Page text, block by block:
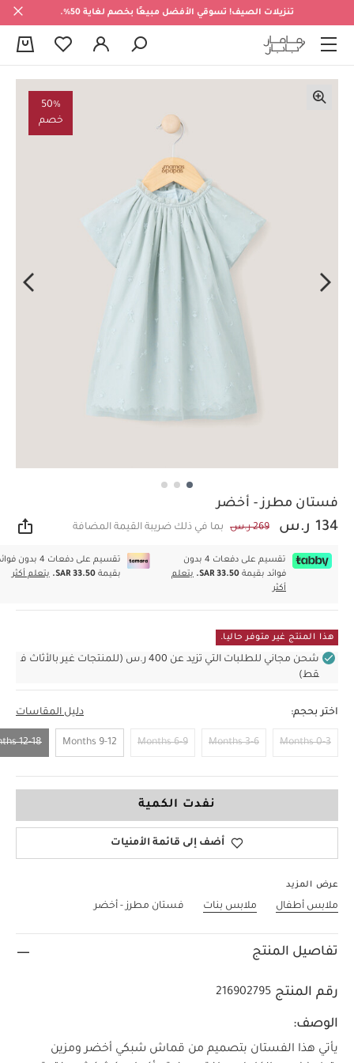
تنزيلات الصيف! تسوقي الأفضل مبيعًا بخصم لغاية 50%.
50%
خصم
فستان مطرز - أخضر
134 ر.س 269 ر.س بما في ذلك ضريبة القيمة المضافة
تقسيم على دفعات 4 بدون
فوائد بقيمة SAR 33.50.
يتعلم
أكثر
تقسيم على دفعات 4 بدون
بقيمةSAR 33.50. يتعلم أكثر
هذا المنتج غير متوفر حاليا.
شحن مجاني للطلبات التي تزيد عن 400 ر.س (للمنتجات غير بالأثاث ف
قط)
اختر بحجم: دليل المقاسات
0-3 Months
3-6 Months
6-9 Months
9-12 Months
12-18 Months
نفدت الكمية
أضف إلى قائمة الأمنيات
عرض المزيد
ملابس أطفال ملابس بنات فستان مطرز - أخضر
تفاصيل المنتج
رقم المنتج 216902795
الوصف:
يأتي هذا الفستان بتصميم من قماش شبكي أخضر ومزين